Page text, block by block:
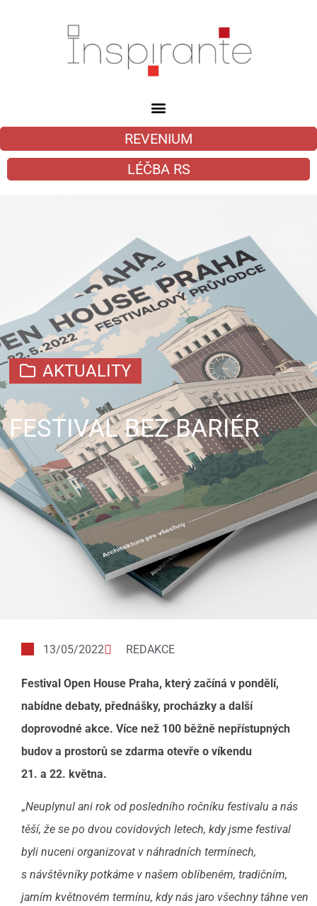
REVENIUM
LÉČBA RS
AKTUALITY
FESTIVAL BEZ BARIÉR
13/05/2022 REDAKCE
Festival Open House Praha, který začíná v pondělí,
nabídne debaty, přednášky, procházky a další
doprovodné akce. Více než 100 běžně nepřístupných
budov a prostorů se zdarma otevře o víkendu
21. a 22. května.
„Neuplynul ani rok od posledního ročníku festivalu a nás
těší, že se po dvou covidových letech, kdy jsme festival
byli nuceni organizovat v náhradních termínech,
s návštěvníky potkáme v našem oblíbeném, tradičním,
jarním květnovém termínu, kdy nás jaro všechny táhne ven